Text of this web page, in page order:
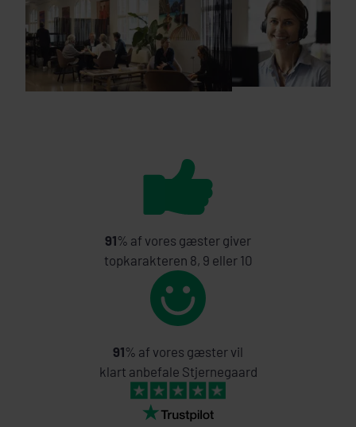
91% af vores gæster giver
topkarakteren 8, 9 eller 10
91% af vores gæster vil
klart anbefale Stjernegaard